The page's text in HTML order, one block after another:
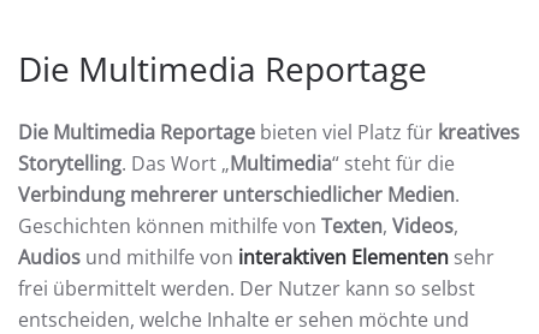
Die Multimedia Reportage
Die Multimedia Reportage bieten viel Platz für kreatives
Storytelling. Das Wort „Multimedia“ steht für die
Verbindung mehrerer unterschiedlicher Medien.
Geschichten können mithilfe von Texten, Videos,
Audios und mithilfe von interaktiven Elementen sehr
frei übermittelt werden. Der Nutzer kann so selbst
entscheiden, welche Inhalte er sehen möchte und